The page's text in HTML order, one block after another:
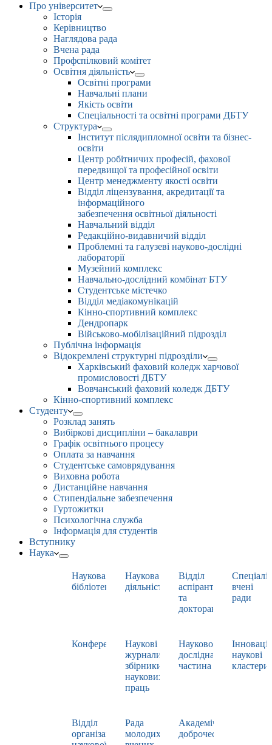
Про університет
Історія
Керівництво
Наглядова рада
Вчена рада
Профспілковий комітет
Освітня діяльність
Освітні програми
Навчальні плани
Якість освіти
Спеціальності та освітні програми ДБТУ
Структура
Інститут післядипломної освіти та бізнес-
освіти
Центр робітничих професій, фахової
передвищої та професійної освіти
Центр менеджменту якості освіти
Відділ ліцензування, акредитації та
інформаційного
забезпечення освітньої діяльності
Навчальний відділ
Редакційно-видавничий відділ
Проблемні та галузеві науково-дослідні
лабораторії
Музейний комплекс
Навчально-дослідний комбінат БТУ
Студентське містечко
Відділ медіакомунікацій
Кінно-спортивний комплекс
Дендропарк
Військово-мобілізаційний підрозділ
Публічна інформація
Відокремлені структурні підрозділи
Харківський фаховий коледж харчової
промисловості ДБТУ
Вовчанський фаховий коледж ДБТУ
Кінно-спортивний комплекс
Студенту
Розклад занять
Вибіркові дисципліни – бакалаври
Графік освітнього процесу
Оплата за навчання
Студентське самоврядування
Виховна робота
Дистанційне навчання
Стипендіальне забезпечення
Гуртожитки
Психологічна служба
Інформація для студентів
Вступнику
Наука
Наукова
бібліотека
Наукова
діяльність
Відділ
аспірантури
та
докторантури
вчені
ради
Конференції
Наукові
журнали,
збірники
наукових
праць
Науково-
дослідна
частина
наукові
кластери
Відділ
організації
Рада
молодих
Академічна
доброчесність